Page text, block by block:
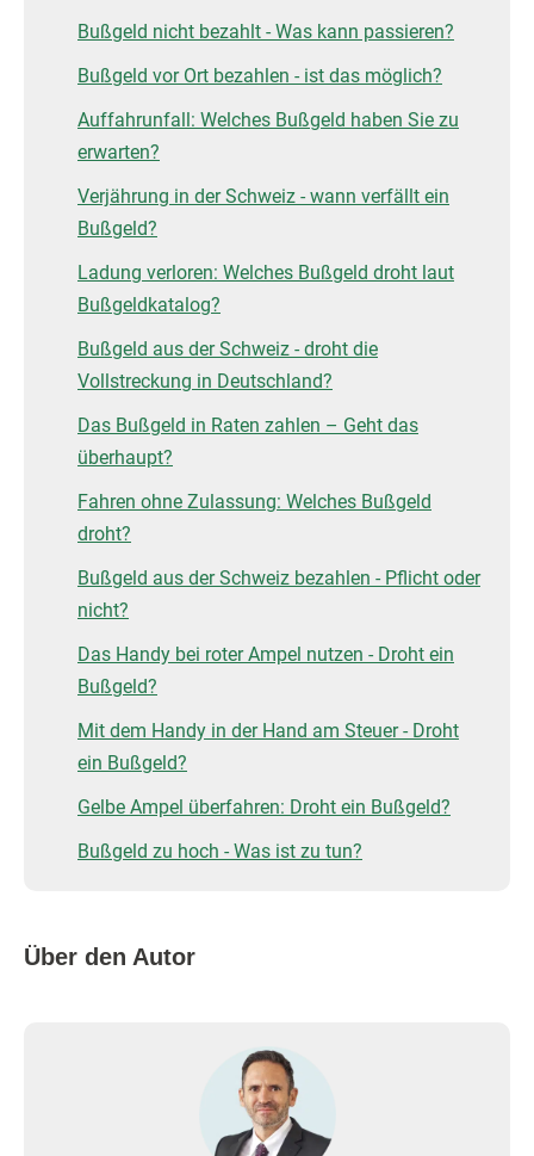
Bußgeld nicht bezahlt - Was kann passieren?
Bußgeld vor Ort bezahlen - ist das möglich?
Auffahrunfall: Welches Bußgeld haben Sie zu
erwarten?
Verjährung in der Schweiz - wann verfällt ein
Bußgeld?
Ladung verloren: Welches Bußgeld droht laut
Bußgeldkatalog?
Bußgeld aus der Schweiz - droht die
Vollstreckung in Deutschland?
Das Bußgeld in Raten zahlen – Geht das
überhaupt?
Fahren ohne Zulassung: Welches Bußgeld
droht?
Bußgeld aus der Schweiz bezahlen - Pflicht oder
nicht?
Das Handy bei roter Ampel nutzen - Droht ein
Bußgeld?
Mit dem Handy in der Hand am Steuer - Droht
ein Bußgeld?
Gelbe Ampel überfahren: Droht ein Bußgeld?
Bußgeld zu hoch - Was ist zu tun?
Über den Autor